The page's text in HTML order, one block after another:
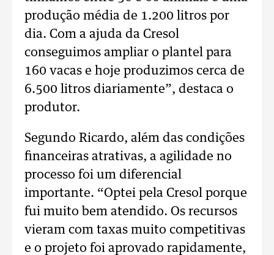
produção média de 1.200 litros por
dia. Com a ajuda da Cresol
conseguimos ampliar o plantel para
160 vacas e hoje produzimos cerca de
6.500 litros diariamente”, destaca o
produtor.
Segundo Ricardo, além das condições
financeiras atrativas, a agilidade no
processo foi um diferencial
importante. “Optei pela Cresol porque
fui muito bem atendido. Os recursos
vieram com taxas muito competitivas
e o projeto foi aprovado rapidamente,